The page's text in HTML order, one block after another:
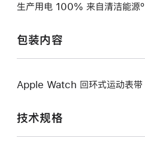
生产用电 100% 来自清洁能源º
包装内容
Apple Watch 回环式运动表带
技术规格